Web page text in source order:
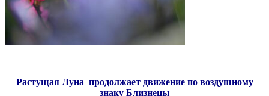
Растущая Луна продолжает движение по воздушному
знаку Близнецы